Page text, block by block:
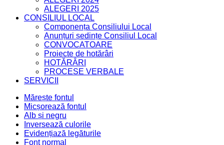
ALEGERI 2025
CONSILIUL LOCAL
Componența Consiliului Local
Anunțuri ședințe Consiliul Local
CONVOCATOARE
Proiecte de hotărâri
HOTĂRÂRI
PROCESE VERBALE
SERVICII
Mărește fontul
Micșorează fontul
Alb și negru
Inversează culorile
Evidențiază legăturile
Font normal